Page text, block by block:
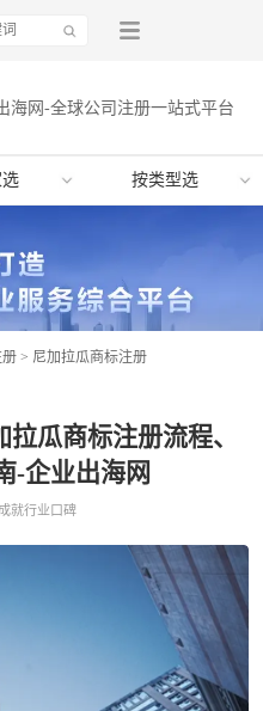
海网-全球公司注册一站式平台
按类型选
> 尼加拉瓜商标注册
瓜商标注册流程、
-企业出海网
就行业口碑